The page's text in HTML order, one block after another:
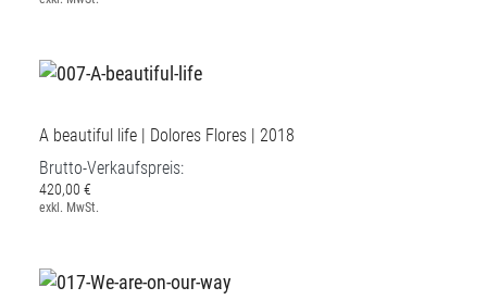
A beautiful life | Dolores Flores | 2018
Brutto-Verkaufspreis:
420,00 €
exkl. MwSt.